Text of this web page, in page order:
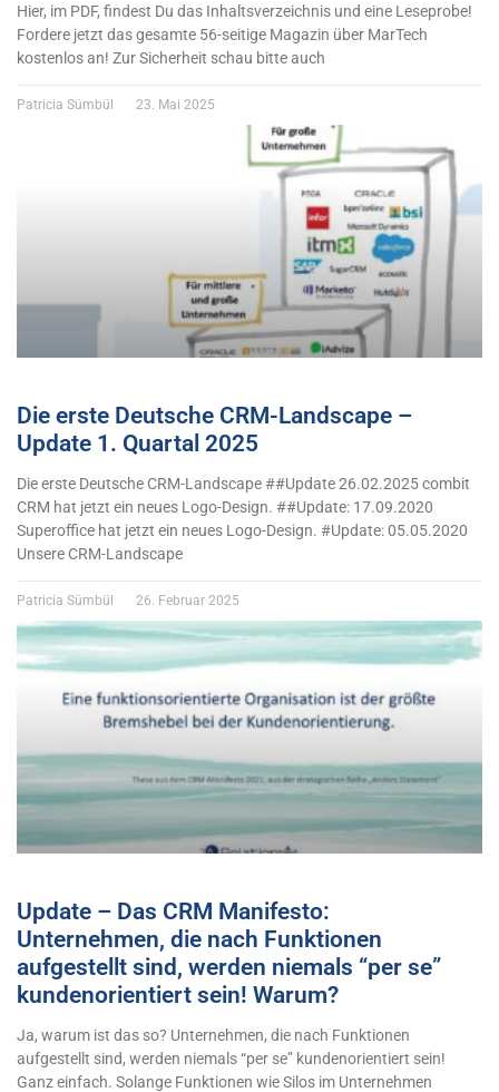
Hier, im PDF, findest Du das Inhaltsverzeichnis und eine Leseprobe!
Fordere jetzt das gesamte 56-seitige Magazin über MarTech
kostenlos an! Zur Sicherheit schau bitte auch
Patricia Sümbül 23. Mai 2025
Die erste Deutsche CRM-Landscape –
Update 1. Quartal 2025
Die erste Deutsche CRM-Landscape ##Update 26.02.2025 combit
CRM hat jetzt ein neues Logo-Design. ##Update: 17.09.2020
Superoffice hat jetzt ein neues Logo-Design. #Update: 05.05.2020
Unsere CRM-Landscape
Patricia Sümbül 26. Februar 2025
Update – Das CRM Manifesto:
Unternehmen, die nach Funktionen
aufgestellt sind, werden niemals “per se”
kundenorientiert sein! Warum?
Ja, warum ist das so? Unternehmen, die nach Funktionen
aufgestellt sind, werden niemals “per se” kundenorientiert sein!
Ganz einfach. Solange Funktionen wie Silos im Unternehmen